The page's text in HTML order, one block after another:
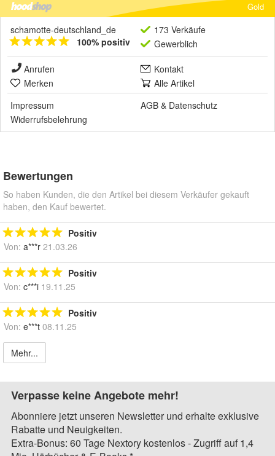
Gold
schamotte-deutschland_de
100% positiv
173 Verkäufe
Gewerblich
Anrufen
Kontakt
Merken
Alle Artikel
Impressum
AGB & Datenschutz
Widerrufsbelehrung
Bewertungen
So haben Kunden, die den Artikel bei diesem Verkäufer gekauft
haben, den Kauf bewertet.
Positiv
Von: a***r 21.03.26
Positiv
Von: c***i 19.11.25
Positiv
Von: e***t 08.11.25
Mehr...
Verpasse keine Angebote mehr!
Abonniere jetzt unseren Newsletter und erhalte exklusive
Rabatte und Neuigkeiten.
Extra-Bonus: 60 Tage Nextory kostenlos - Zugriff auf 1,4